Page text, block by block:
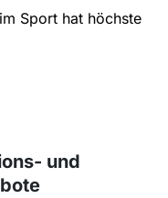
Sport hat höchste
und